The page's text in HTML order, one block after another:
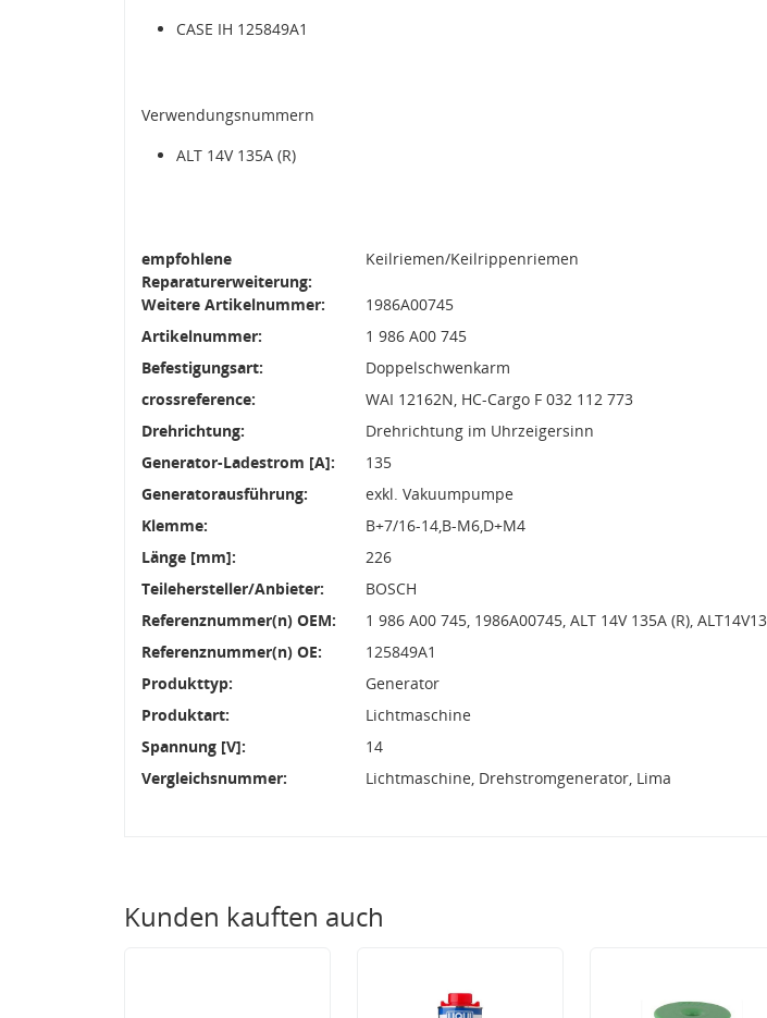
CASE IH 125849A1
Verwendungsnummern
ALT 14V 135A (R)
empfohlene
Reparaturerweiterung:
Keilriemen/Keilrippenriemen
Weitere Artikelnummer:
1986A00745
Artikelnummer:
1 986 A00 745
Befestigungsart:
Doppelschwenkarm
crossreference:
WAI 12162N, HC-Cargo F 032 112 773
Drehrichtung:
Drehrichtung im Uhrzeigersinn
Generator-Ladestrom [A]:
135
Generatorausführung:
exkl. Vakuumpumpe
Klemme:
B+7/16-14,B-M6,D+M4
Länge [mm]:
226
Teilehersteller/Anbieter:
BOSCH
Referenznummer(n) OEM:
1 986 A00 745, 1986A00745, ALT 14V 135A (R),
Referenznummer(n) OE:
125849A1
Produkttyp:
Generator
Produktart:
Lichtmaschine
Spannung [V]:
14
Vergleichsnummer:
Lichtmaschine, Drehstromgenerator, Lima
Kunden kauften auch